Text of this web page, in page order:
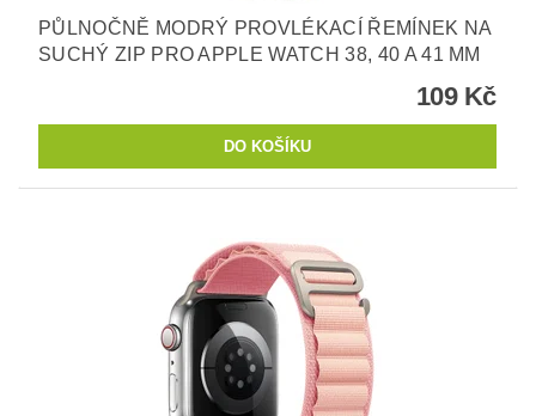
PŮLNOČNĚ MODRÝ PROVLÉKACÍ ŘEMÍNEK NA
SUCHÝ ZIP PRO APPLE WATCH 38, 40 A 41 MM
109 Kč